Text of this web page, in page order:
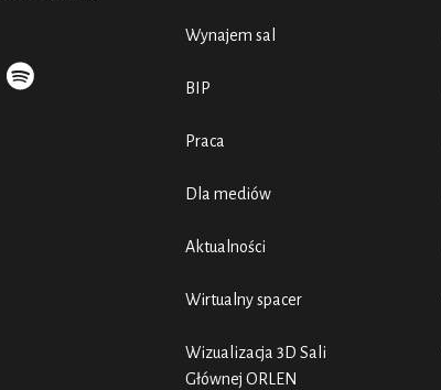
Wynajem sal
BIP
Praca
Dla mediów
Aktualności
Wirtualny spacer
Wizualizacja 3D Sali
Głównej ORLEN